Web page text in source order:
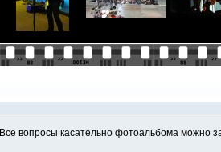
Все вопросы касательно фотоальбома можно